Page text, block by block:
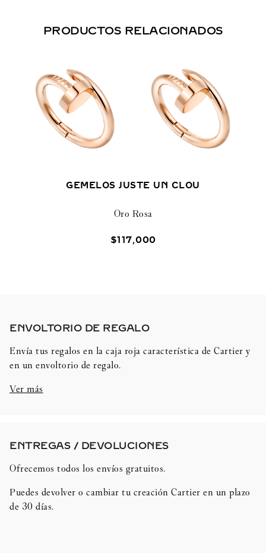
PRODUCTOS RELACIONADOS
GEMELOS JUSTE UN CLOU
Oro Rosa
$117,000
ENVOLTORIO DE REGALO​
Envía tus regalos en la caja roja característica de Cartier y
en un envoltorio de regalo.
Ver más
ENTREGAS / DEVOLUCIONES​
Ofrecemos todos los envíos gratuitos.
Puedes devolver o cambiar tu creación Cartier en un plazo
de 30 días.​